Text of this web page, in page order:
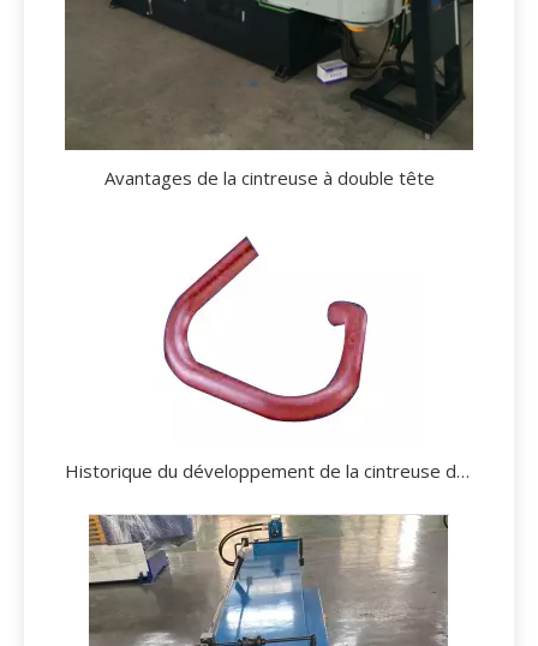
Avantages de la cintreuse à double tête
Historique du développement de la cintreuse de tuyaux